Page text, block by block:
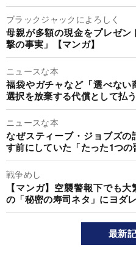
ブラックジャックによろしく
母親が多額の現金をプレゼ
撃の事実」【マンガ】
ニュースな本
福袋やガチャなど「選べない
選択を放棄する代償として払
ニュースな本
なぜスティーブ・ジョブズ
す前にしていた「たった1つの
戦争めし
【マンガ】空襲警報下でも
の「秘密の寿司ネタ」にヨダ
最新